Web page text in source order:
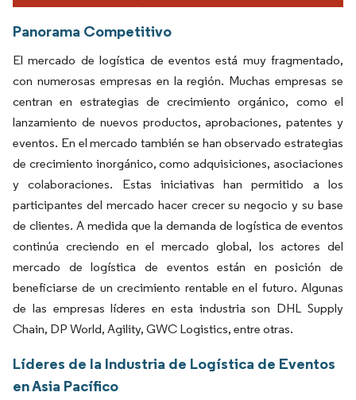
Panorama Competitivo
El mercado de logística de eventos está muy fragmentado,
con numerosas empresas en la región. Muchas empresas se
centran en estrategias de crecimiento orgánico, como el
lanzamiento de nuevos productos, aprobaciones, patentes y
eventos. En el mercado también se han observado estrategias
de crecimiento inorgánico, como adquisiciones, asociaciones
y colaboraciones. Estas iniciativas han permitido a los
participantes del mercado hacer crecer su negocio y su base
de clientes. A medida que la demanda de logística de eventos
continúa creciendo en el mercado global, los actores del
mercado de logística de eventos están en posición de
beneficiarse de un crecimiento rentable en el futuro. Algunas
de las empresas líderes en esta industria son DHL Supply
Chain, DP World, Agility, GWC Logistics, entre otras.
Líderes de la Industria de Logística de Eventos
en Asia Pacífico